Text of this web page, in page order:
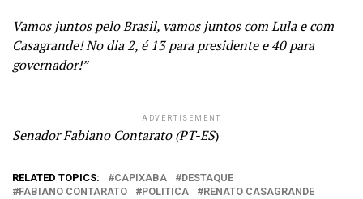
Vamos juntos pelo Brasil, vamos juntos com Lula e com
Casagrande! No dia 2, é 13 para presidente e 40 para
governador!”
ADVERTISEMENT
Senador Fabiano Contarato (PT-ES)
RELATED TOPICS: CAPIXABA
DESTAQUE
FABIANO CONTARATO
POLITICA RENATO CASAGRANDE